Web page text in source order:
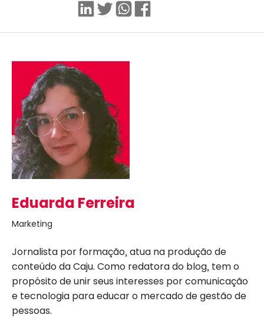
LinkedinTwitterWhatsApp
Facebook
Eduarda Ferreira
Marketing
Jornalista por formação, atua na produção de
conteúdo da Caju. Como redatora do blog, tem o
propósito de unir seus interesses por comunicação
e tecnologia para educar o mercado de gestão de
pessoas.